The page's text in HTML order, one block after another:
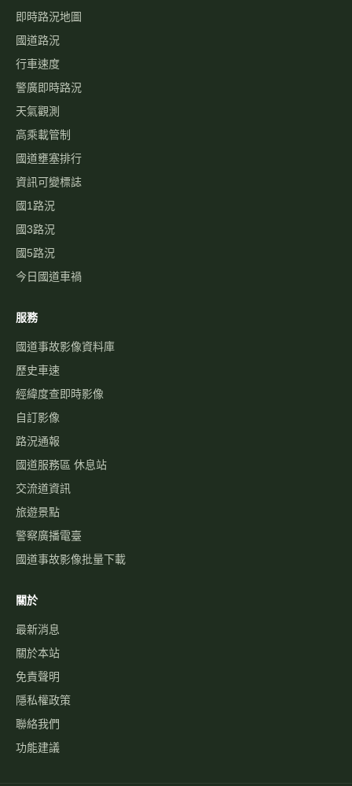
即時路況地圖
國道路況
行車速度
警廣即時路況
天氣觀測
高乘載管制
國道壅塞排行
資訊可變標誌
國1路況
國3路況
國5路況
今日國道車禍
服務
國道事故影像資料庫
歷史車速
經緯度查即時影像
自訂影像
路況通報
國道服務區 休息站
交流道資訊
旅遊景點
警察廣播電臺
國道事故影像批量下載
關於
最新消息
關於本站
免責聲明
隱私權政策
聯絡我們
功能建議